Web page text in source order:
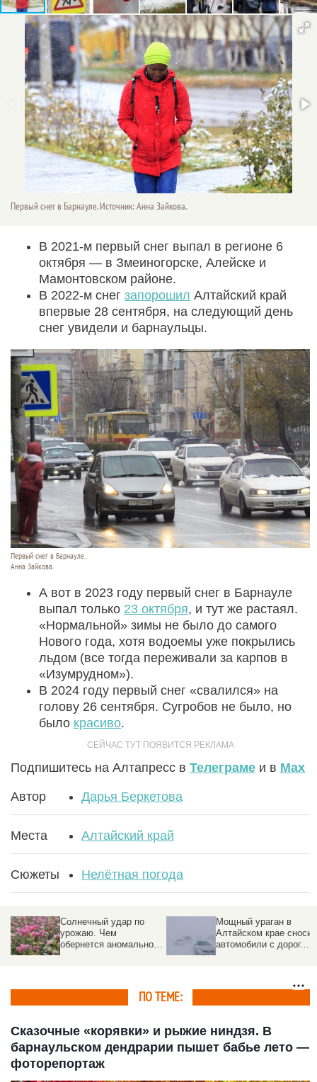
Первый снег в Барнауле. Источник: Анна Зайкова.
В 2021-м первый снег выпал в регионе 6
октября — в Змеиногорске, Алейске и
Мамонтовском районе.
В 2022-м снег запорошил Алтайский край
впервые 28 сентября, на следующий день
снег увидели и барнаульцы.
Первый снег в Барнауле.
Анна Зайкова.
А вот в 2023 году первый снег в Барнауле
выпал только 23 октября, и тут же растаял.
«Нормальной» зимы не было до самого
Нового года, хотя водоемы уже покрылись
льдом (все тогда переживали за карпов в
«Изумрудном»).
В 2024 году первый снег «свалился» на
голову 26 сентября. Сугробов не было, но
было красиво.
Подпишитесь на Алтапресс в Телеграме и в Max
Автор Дарья Беркетова
Места Алтайский край
Сюжеты Нелётная погода
Солнечный удар по
урожаю. Чем
обернется аномально
Мощный ураган в
Алтайском крае сносит
автомобили с дорог.
ПО ТЕМЕ:
Сказочные «корявки» и рыжие ниндзя. В
барнаульском дендрарии пышет бабье лето —
фоторепортаж